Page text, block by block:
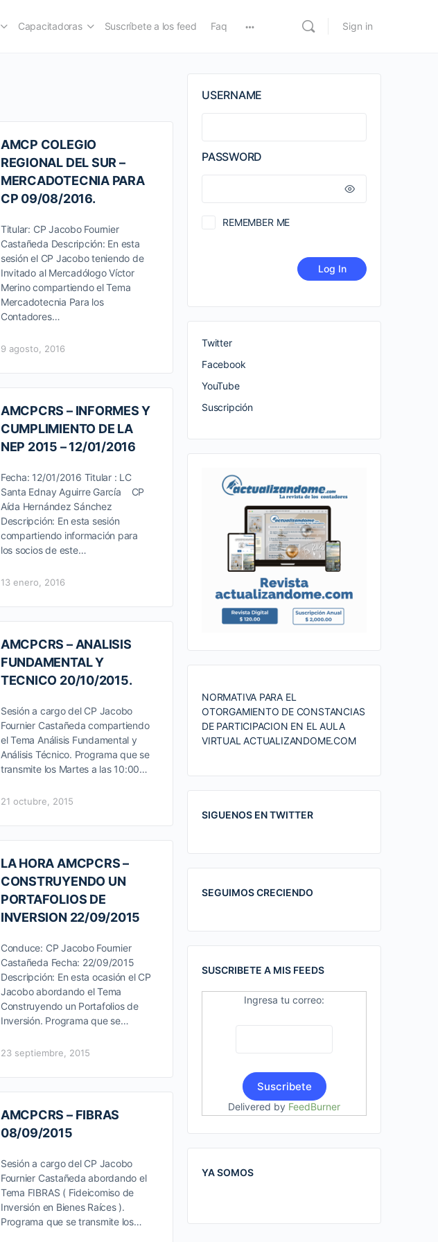
Capacitadoras Suscríbete a los feed Faq Sign in
AMCP COLEGIO
REGIONAL DEL SUR –
MERCADOTECNIA PARA
CP 09/08/2016.
Titular: CP Jacobo Fournier
Castañeda Descripción: En esta
sesión el CP Jacobo teniendo de
Invitado al Mercadólogo Víctor
Merino compartiendo el Tema
Mercadotecnia Para los
Contadores…
9 agosto, 2016
AMCPCRS – INFORMES Y
CUMPLIMIENTO DE LA
NEP 2015 – 12/01/2016
Fecha: 12/01/2016 Titular : LC
Santa Ednay Aguirre García CP
Aída Hernández Sánchez
Descripción: En esta sesión
compartiendo información para
los socios de este…
13 enero, 2016
AMCPCRS – ANALISIS
FUNDAMENTAL Y
TECNICO 20/10/2015.
Sesión a cargo del CP Jacobo
Fournier Castañeda compartiendo
el Tema Análisis Fundamental y
Análisis Técnico. Programa que se
transmite los Martes a las 10:00…
21 octubre, 2015
LA HORA AMCPCRS –
CONSTRUYENDO UN
PORTAFOLIOS DE
INVERSION 22/09/2015
Conduce: CP Jacobo Fournier
Castañeda Fecha: 22/09/2015
Descripción: En esta ocasión el CP
Jacobo abordando el Tema
Construyendo un Portafolios de
Inversión. Programa que se…
23 septiembre, 2015
AMCPCRS – FIBRAS
08/09/2015
Sesión a cargo del CP Jacobo
Fournier Castañeda abordando el
Tema FIBRAS ( Fideicomiso de
Inversión en Bienes Raíces ).
Programa que se transmite los…
USERNAME
PASSWORD
REMEMBER ME
Twitter
Facebook
YouTube
Suscripción
NORMATIVA PARA EL
OTORGAMIENTO DE CONSTANCIAS
DE PARTICIPACION EN EL AULA
VIRTUAL ACTUALIZANDOME.COM
SIGUENOS EN TWITTER
SEGUIMOS CRECIENDO
SUSCRIBETE A MIS FEEDS
Ingresa tu correo:
Delivered by FeedBurner
YA SOMOS